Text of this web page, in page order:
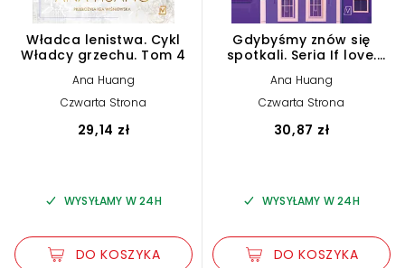
Władca lenistwa. Cykl
Władcy grzechu. Tom 4
Ana Huang
Czwarta Strona
29,14 zł
WYSYŁAMY W 24H
DO KOSZYKA
Gdybyśmy znów się
spotkali. Seria If love.
Ana Huang
Czwarta Strona
30,87 zł
WYSYŁAMY W 24H
DO KOSZYKA